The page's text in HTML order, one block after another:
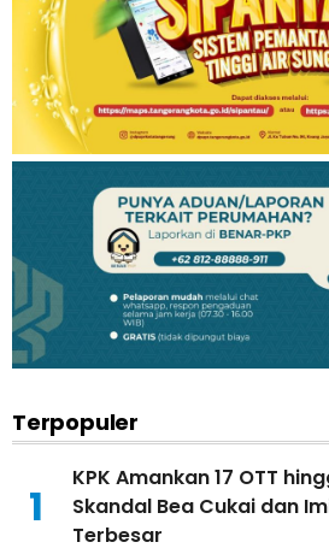
Terpopuler
1
KPK Amankan 17 OTT
Skandal Bea Cukai dan
Terbesar